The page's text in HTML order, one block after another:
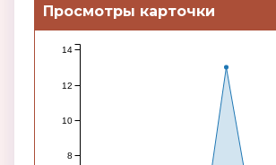
Просмотры карточки
8
10
12
14